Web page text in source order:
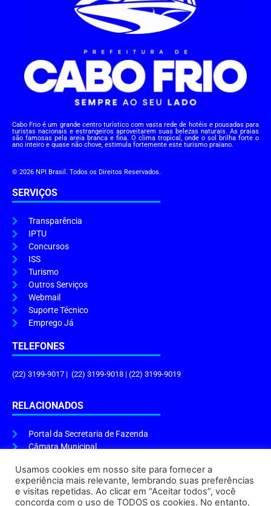
Cabo Frio é um grande centro turístico com vasta rede de hotéis e pousadas para
turistas nacionais e estrangeiros aproveitarem suas belezas naturais. As praias
são famosas pela areia branca e fina. O clima tropical, onde o sol brilha forte o
ano inteiro e quase não chove, estimula fortemente este turismo praiano.
© 2026 NPI Brasil. Todos os Direitos Reservados.
SERVIÇOS
Transparência
IPTU
Concursos
ISS
Turismo
Outros Serviços
Webmail
Suporte Técnico
Emprego Já
TELEFONES
(22) 3199-9017 | (22) 3199-9018 | (22) 3199-9019
RELACIONADOS
Portal da Secretaria de Fazenda
Câmara Municipal
ENDEREÇO E HORÁRIO
Usamos cookies em nosso site para fornecer a
experiência mais relevante, lembrando suas preferências
e visitas repetidas. Ao clicar em “Aceitar todos”, você
concorda com o uso de TODOS os cookies. No entanto,